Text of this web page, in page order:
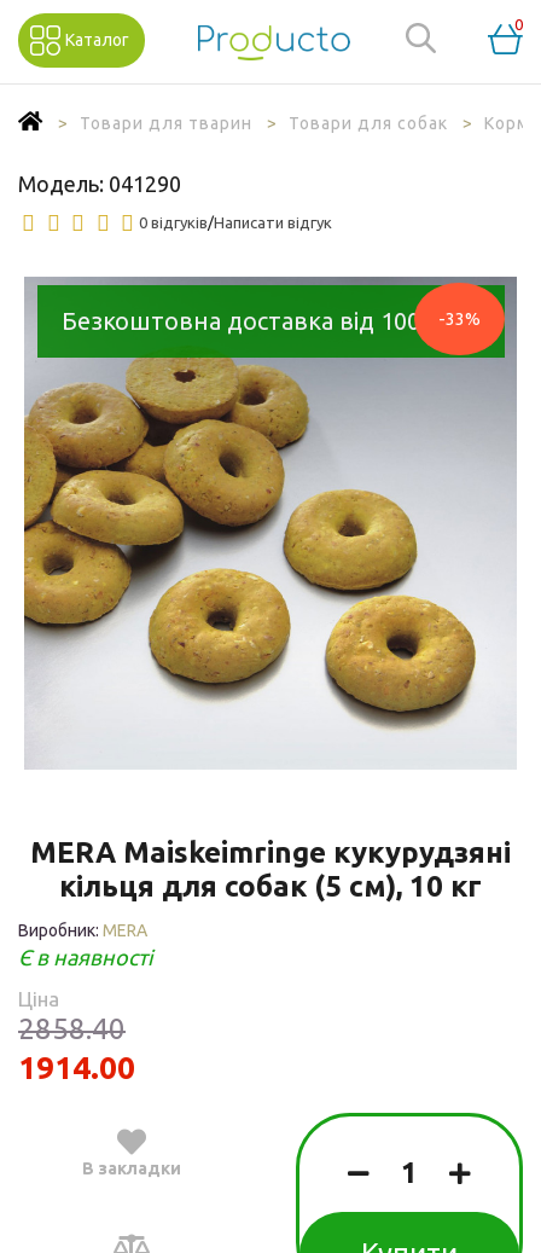
Каталог
0
Товари для тварин Товари для собак Корм
Модель: 041290
0 відгуків/Написати відгук
Безкоштовна доставка від 1000 грн
-33%
MERA Maiskeimringe кукурудзяні
кільця для собак (5 см), 10 кг
Виробник: MERA
Є в наявності
Ціна
2858.40
1914.00
В закладки